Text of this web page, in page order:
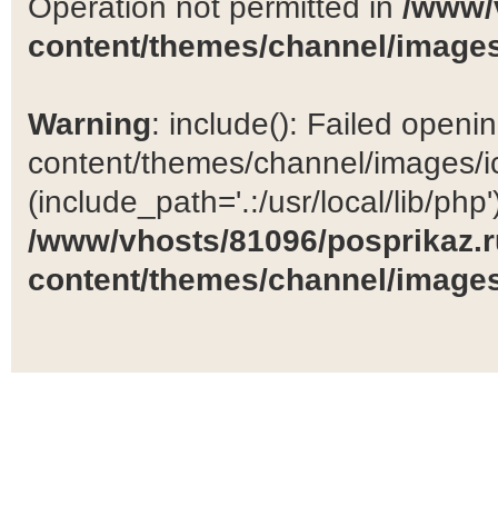
content/themes/channel/
Warning: include(): Failed
content/themes/channel/images/
(include_path='.:/usr/local/lib/
/www/vhosts/81096/
content/themes/channel/